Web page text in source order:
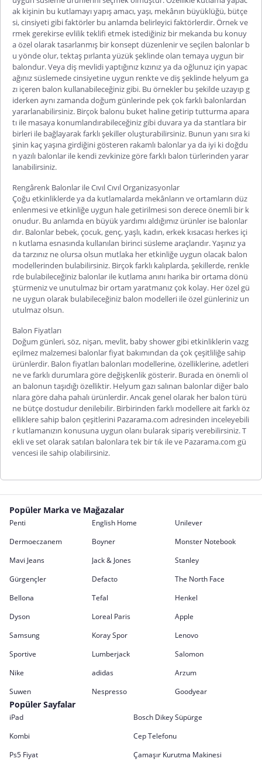
ak kişinin bu kutlamayı yapış amacı, yaşı, mekânın büyüklüğü, bütçe
si, cinsiyeti gibi faktörler bu anlamda belirleyici faktörlerdir. Örnek ve
rmek gerekirse evlilik teklifi etmek istediğiniz bir mekanda bu konuy
a özel olarak tasarlanmış bir konsept düzenlenir ve seçilen balonlar b
u yönde olur, tektaş pırlanta yüzük şeklinde olan temaya uygun bir
balondur. Veya diş mevlidi yaptığınız kızınız ya da oğlunuz için yapac
ağınız süslemede cinsiyetine uygun renkte ve diş şeklinde helyum ga
zı içeren balon kullanabileceğiniz gibi. Bu örnekler bu şekilde uzayıp g
iderken aynı zamanda doğum günlerinde pek çok farklı balonlardan
yararlanabilirsiniz. Birçok balonu buket haline getirip tutturma apara
tı ile masaya konumlandırabileceğiniz gibi duvara ya da stantlara bir
birleri ile bağlayarak farklı şekiller oluşturabilirsiniz. Bunun yanı sıra ki
şinin kaç yaşına girdiğini gösteren rakamlı balonlar ya da iyi ki doğdu
n yazılı balonlar ile kendi zevkinize göre farklı balon türlerinden yarar
lanabilirsiniz.
Rengârenk Balonlar ile Cıvıl Cıvıl Organizasyonlar
Çoğu etkinliklerde ya da kutlamalarda mekânların ve ortamların düz
enlenmesi ve etkinliğe uygun hale getirilmesi son derece önemli bir k
onudur. Bu anlamda en büyük yardımı aldığımız ürünler ise balonlar
dır. Balonlar bebek, çocuk, genç, yaşlı, kadın, erkek kısacası herkes içi
n kutlama esnasında kullanılan birinci süsleme araçlarıdır. Yaşınız ya
da tarzınız ne olursa olsun mutlaka her etkinliğe uygun olacak balon
modellerinden bulabilirsiniz. Birçok farklı kalıplarda, şekillerde, renkle
rde bulabileceğiniz balonlar ile kutlama anını harika bir ortama dönü
ştürmeniz ve unutulmaz bir ortam yaratmanız çok kolay. Her özel gü
ne uygun olarak bulabileceğiniz balon modelleri ile özel günleriniz un
utulmaz olsun.
Balon Fiyatları
Doğum günleri, söz, nişan, mevlit, baby shower gibi etkinliklerin vazg
eçilmez malzemesi balonlar fiyat bakımından da çok çeşitliliğe sahip
ürünlerdir. Balon fiyatları balonları modellerine, özelliklerine, adetleri
ne ve farklı durumlara göre değişkenlik gösterir. Burada en önemli ol
an balonun taşıdığı özelliktir. Helyum gazı salınan balonlar diğer balo
nlara göre daha pahalı ürünlerdir. Ancak genel olarak her balon türü
ne bütçe dostudur denilebilir. Birbirinden farklı modellere ait farklı öz
elliklere sahip balon çeşitlerini Pazarama.com adresinden inceleyebili
r kutlamanızın konusuna uygun olanı bularak sipariş verebilirsiniz. T
ekli ve set olarak satılan balonlara tek bir tık ile ve Pazarama.com gü
vencesi ile sahip olabilirsiniz.
Popüler Marka ve Mağazalar
Penti English Home
Unilever
Dermoeczanem
Boyner
Monster Notebook
Mavi Jeans
Jack & Jones
Stanley
Gürgençler
Defacto
The North Face
Bellona
Tefal
Henkel
Dyson
Loreal Paris
Apple
Samsung
Koray Spor
Lenovo
Sportive
Lumberjack
Salomon
Nike
adidas
Arzum
Suwen
Nespresso Goodyear
Popüler Sayfalar
iPad
Bosch Dikey Süpürge
Kombi
Cep Telefonu
Ps5 Fiyat
Çamaşır Kurutma Makinesi